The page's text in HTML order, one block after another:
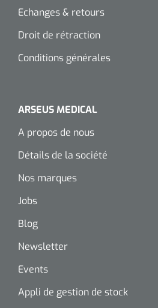
Echanges & retours
Droit de rétraction
Conditions générales
ARSEUS MEDICAL
A propos de nous
Détails de la société
Nos marques
Jobs
Blog
Newsletter
Events
Appli de gestion de stock